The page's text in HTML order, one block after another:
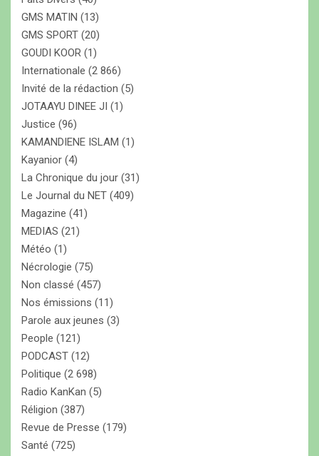
GMS MATIN (13)
GMS SPORT (20)
GOUDI KOOR (1)
Internationale (2 866)
Invité de la rédaction (5)
JOTAAYU DINEE JI (1)
Justice (96)
KAMANDIENE ISLAM (1)
Kayanior (4)
La Chronique du jour (31)
Le Journal du NET (409)
Magazine (41)
MEDIAS (21)
Météo (1)
Nécrologie (75)
Non classé (457)
Nos émissions (11)
Parole aux jeunes (3)
People (121)
PODCAST (12)
Politique (2 698)
Radio KanKan (5)
Réligion (387)
Revue de Presse (179)
Santé (725)